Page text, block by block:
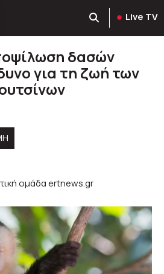
Live TV
δασών
για τη ζωή των
ομάδα ertnews.gr